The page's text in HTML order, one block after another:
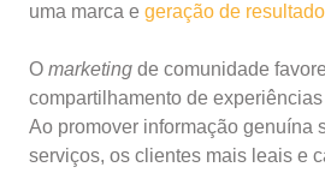
uma marca e geração de
O marketing de comunidade
compartilhamento de
Ao promover informação genuína
serviços, os clientes mais leais e